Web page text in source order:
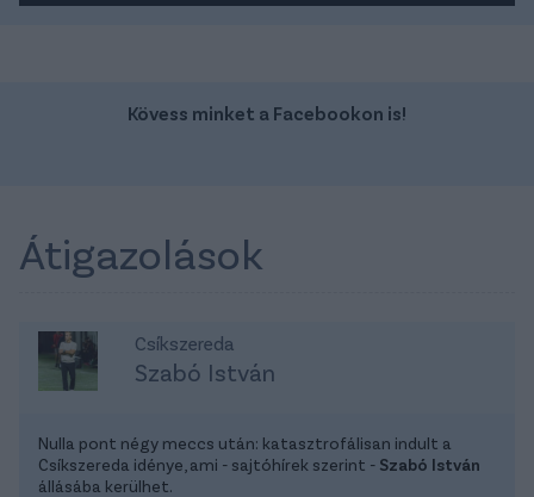
Kövess minket a Facebookon is!
Átigazolások
Csíkszereda
Szabó István
Nulla pont négy meccs után: katasztrofálisan indult a
Csíkszereda idénye, ami - sajtóhírek szerint - Szabó István
állásába kerülhet.